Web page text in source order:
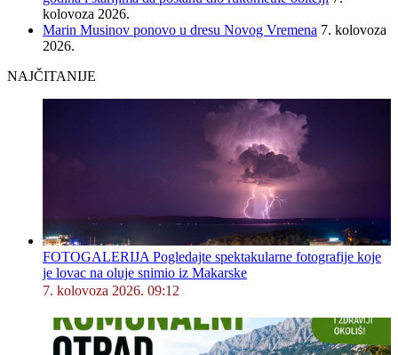
kolovoza 2026.
Marin Musinov ponovo u dresu Novog Vremena 7. kolovoza
2026.
NAJČITANIJE
FOTOGALERIJA Pogledajte spektakularne fotografije koje
je lovac na oluje snimio iz Makarske
7. kolovoza 2026. 09:12